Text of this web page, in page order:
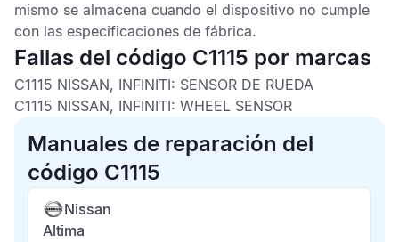
mismo se almacena cuando el dispositivo no cumple
con las especificaciones de fábrica.
Fallas del código C1115 por marcas
C1115 NISSAN, INFINITI: SENSOR DE RUEDA
C1115 NISSAN, INFINITI: WHEEL SENSOR
Manuales de reparación del
código C1115
Nissan
Altima